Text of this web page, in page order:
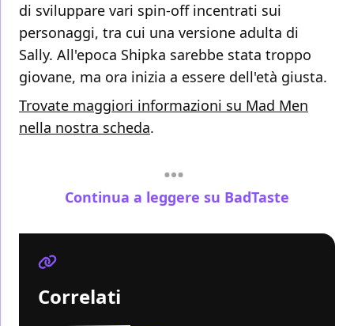
di sviluppare vari spin-off incentrati sui
personaggi, tra cui una versione adulta di
Sally. All'epoca Shipka sarebbe stata troppo
giovane, ma ora inizia a essere dell'età giusta.
Trovate maggiori informazioni su Mad Men
nella nostra scheda.
Continua a leggere su BadTaste
Correlati